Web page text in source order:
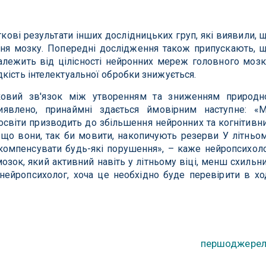
результати інших дослідницьких груп, які виявили,
мозку. Попередні дослідження також припускають,
від цілісності нейронних мереж головного
інтелектуальної обробки знижується.
зв'язок між утворенням та зниженням
принаймні здається ймовірним наступне:
призводить до збільшення нейронних та
вони, так би мовити, накопичують резерви У
будь-які порушення», – каже
який активний навіть у літньому віці, менш
хоча це необхідно буде перевірити в